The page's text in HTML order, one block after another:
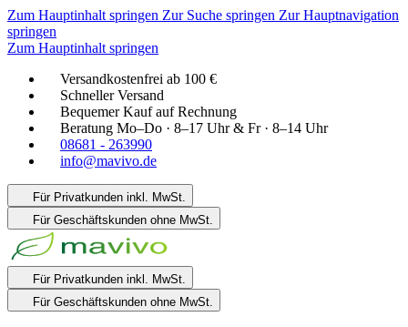
Zum Hauptinhalt springen Zur Suche springen Zur Hauptnavigation
springen
Zum Hauptinhalt springen
Versandkostenfrei ab 100 €
Schneller Versand
Bequemer Kauf auf Rechnung
Beratung Mo–Do · 8–17 Uhr & Fr · 8–14 Uhr
08681 - 263990
info@mavivo.de
Für Privatkunden inkl. MwSt.
Für Geschäftskunden ohne MwSt.
Für Privatkunden inkl. MwSt.
Für Geschäftskunden ohne MwSt.